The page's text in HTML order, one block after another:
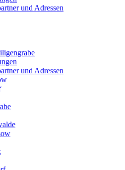
und Adressen
und Adressen